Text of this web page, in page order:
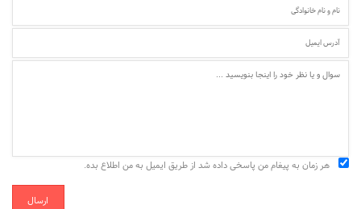
هر زمان به پیغام من پاسخی داده شد از طریق ایمیل به من اطلاع بده.
ارسال